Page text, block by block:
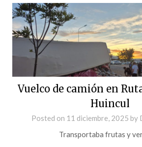
Vuelco de camión en
Huincul
Posted on 11 diciembre, 2025 by
Transportaba frutas y